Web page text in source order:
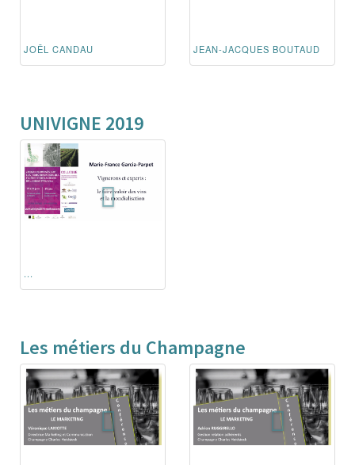
JOËL CANDAU JEAN-JACQUES BOUTAUD
UNIVIGNE 2019
...
Les métiers du Champagne